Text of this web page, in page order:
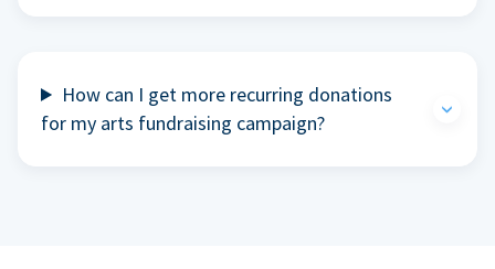
How can I get more recurring donations
for my arts fundraising campaign?